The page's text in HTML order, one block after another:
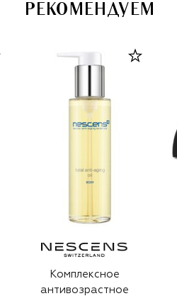
РЕКОМЕНДУЕМ
Комплексное
антивозрастное